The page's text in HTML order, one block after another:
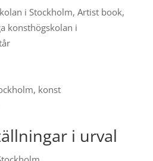
i Stockholm, Artist book,
konsthögskolan i
konst
i urval